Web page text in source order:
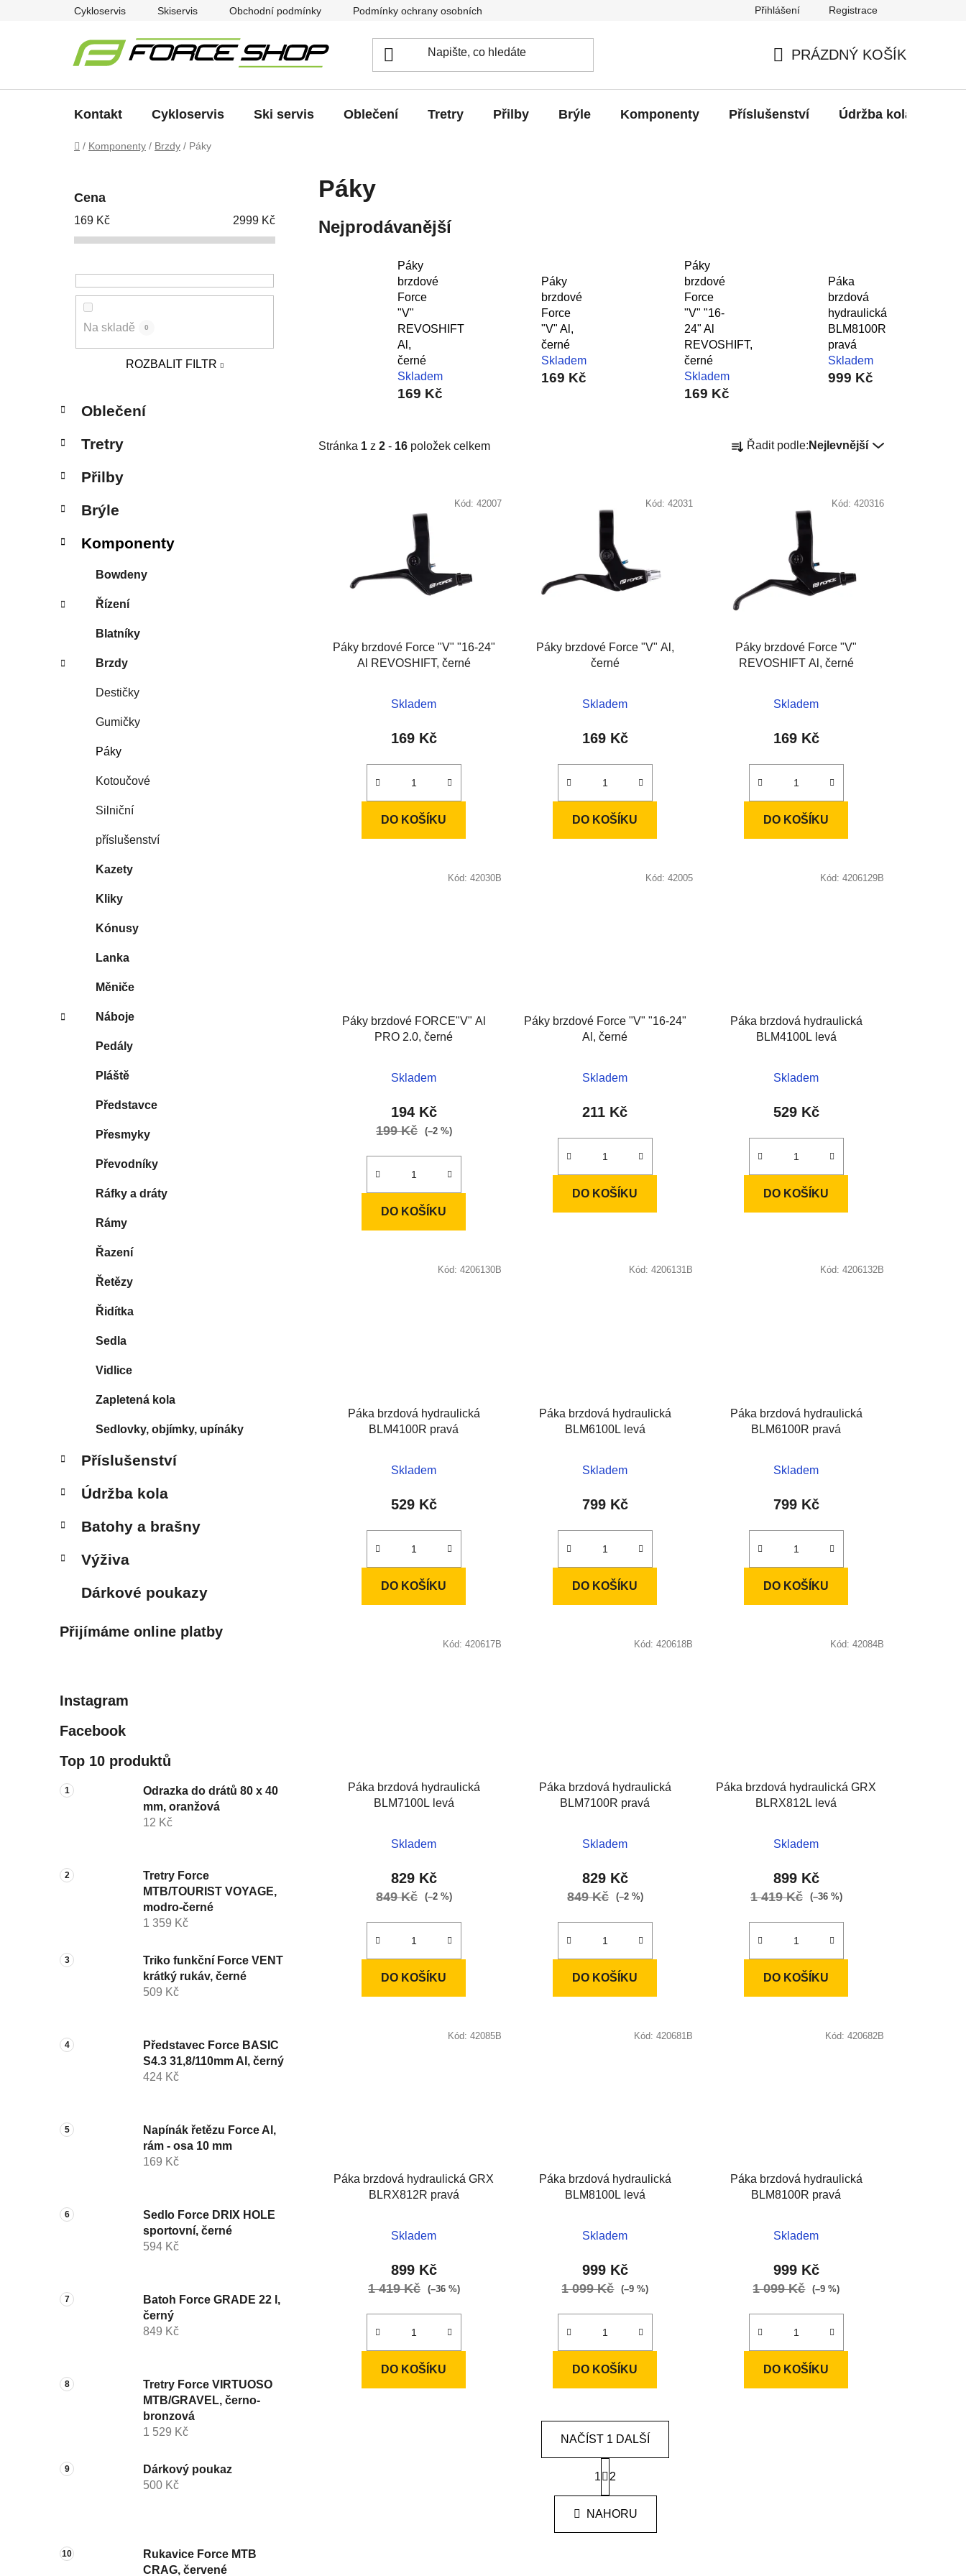
Cykloservis Skiservis Obchodní podmínky Podmínky ochrany osobních údajů Přihlášení Registrace
KOŠÍK
PRÁZDNÝ KOŠÍK
Kontakt Cykloservis Ski servis Oblečení Tretry Přilby Brýle Komponenty Příslušenství Údržba kola
Domů
/ Komponenty / Brzdy / Páky
l
Cena
169 Kč 2999 Kč
Na skladě 0
ROZBALIT FILTR
kategorie
a
e
o
i
Oblečení
Tretry
Přilby
Brýle
Komponenty
Bowdeny
Řízení
Blatníky
Brzdy
Destičky
Gumičky
Páky
Kotoučové
Silniční
příslušenství
Kazety
Kliky
Kónusy
Lanka
Měniče
Náboje
Pedály
Pláště
Představce
Přesmyky
Převodníky
Ráfky a dráty
Rámy
Řazení
Řetězy
Řidítka
Sedla
Vidlice
Zapletená kola
Sedlovky, objímky, upínáky
Příslušenství
Údržba kola
Batohy a brašny
Výživa
Dárkové poukazy
Přijímáme online platby
Instagram
Facebook
Top 10 produktů
Odrazka do drátů 80 x 40
mm, oranžová
12 Kč
Tretry Force
MTB/TOURIST VOYAGE,
modro-černé
1 359 Kč
Triko funkční Force VENT
krátký rukáv, černé
509 Kč
Představec Force BASIC
S4.3 31,8/110mm Al, černý
424 Kč
Napínák řetězu Force Al,
rám - osa 10 mm
169 Kč
Sedlo Force DRIX HOLE
sportovní, černé
594 Kč
Batoh Force GRADE 22 l,
černý
849 Kč
Tretry Force VIRTUOSO
MTB/GRAVEL, černo-
bronzová
1 529 Kč
Dárkový poukaz
500 Kč
Rukavice Force MTB
CRAG, červené
Páky
Nejprodávanější
Páky
brzdové
Force
"V"
REVOSHIFT
Al,
černé
Skladem
169 Kč
Páky
brzdové
Force
"V" Al,
černé
Skladem
169 Kč
Páky
brzdové
Force
"V" "16-
24" Al
REVOSHIFT,
černé
Skladem
169 Kč
Páka
brzdová
hydraulická
BLM8100R
pravá
Skladem
999 Kč
Stránka 1 z 2 - 16 položek celkem
a
d
k
Řadit podle: Nejlevnější
Páky brzdové Force "V" "16-24"
Al REVOSHIFT, černé
Skladem
169 Kč
DO KOŠÍKU
Kód: 42007
Páky brzdové Force "V" Al,
černé
Skladem
169 Kč
DO KOŠÍKU
Kód: 42031
Páky brzdové Force "V"
REVOSHIFT Al, černé
Skladem
169 Kč
DO KOŠÍKU
Kód: 420316
Páky brzdové FORCE"V" Al
PRO 2.0, černé
Skladem
194 Kč
199 Kč (–2 %)
DO KOŠÍKU
Kód: 42030B
Páky brzdové Force "V" "16-24"
Al, černé
Skladem
211 Kč
DO KOŠÍKU
Kód: 42005
Páka brzdová hydraulická
BLM4100L levá
Skladem
529 Kč
DO KOŠÍKU
Kód: 4206129B
Páka brzdová hydraulická
BLM4100R pravá
Skladem
529 Kč
DO KOŠÍKU
Kód: 4206130B
Páka brzdová hydraulická
BLM6100L levá
Skladem
799 Kč
DO KOŠÍKU
Kód: 4206131B
Páka brzdová hydraulická
BLM6100R pravá
Skladem
799 Kč
DO KOŠÍKU
Kód: 4206132B
Páka brzdová hydraulická
BLM7100L levá
Skladem
829 Kč
849 Kč (–2 %)
DO KOŠÍKU
Kód: 420617B
Páka brzdová hydraulická
BLM7100R pravá
Skladem
829 Kč
849 Kč (–2 %)
DO KOŠÍKU
Kód: 420618B
Páka brzdová hydraulická GRX
BLRX812L levá
Skladem
899 Kč
1 419 Kč (–36 %)
DO KOŠÍKU
Kód: 42084B
Páka brzdová hydraulická GRX
BLRX812R pravá
Skladem
899 Kč
1 419 Kč (–36 %)
DO KOŠÍKU
Kód: 42085B
Páka brzdová hydraulická
BLM8100L levá
Skladem
999 Kč
1 099 Kč (–9 %)
DO KOŠÍKU
Kód: 420681B
Páka brzdová hydraulická
BLM8100R pravá
Skladem
999 Kč
1 099 Kč (–9 %)
DO KOŠÍKU
Kód: 420682B
O
v
l
á
NAČÍST 1 DALŠÍ
t
r
n
k
1 2
NAHORU